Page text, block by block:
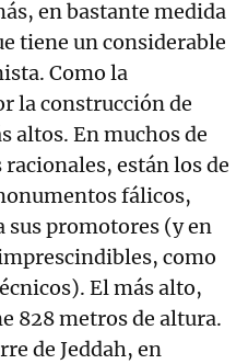
en bastante medida
tiene un considerable
Como la
la construcción de
altos. En muchos de
están los de
fálicos,
sus promotores (y en
como
El más alto,
828 metros de altura.
de Jeddah, en